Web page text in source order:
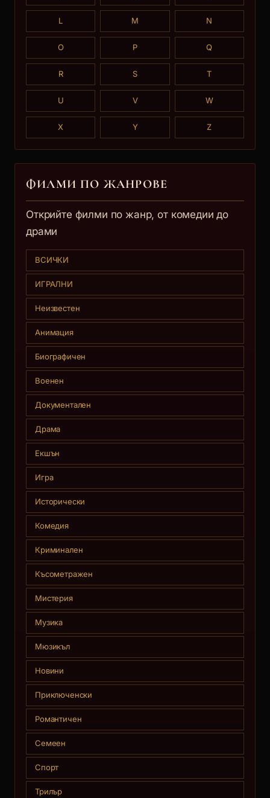
L M N
O P Q
R S T
U V W
X Y Z
ФИЛМИ ПО ЖАНРОВЕ
Открийте филми по жанр, от комедии до
драми
ВСИЧКИ
ИГРАЛНИ
Неизвестен
Анимация
Биографичен
Военен
Документален
Драма
Екшън
Игра
Исторически
Комедия
Криминален
Късометражен
Мистерия
Музика
Мюзикъл
Новини
Приключенски
Романтичен
Семеен
Спорт
Трилър